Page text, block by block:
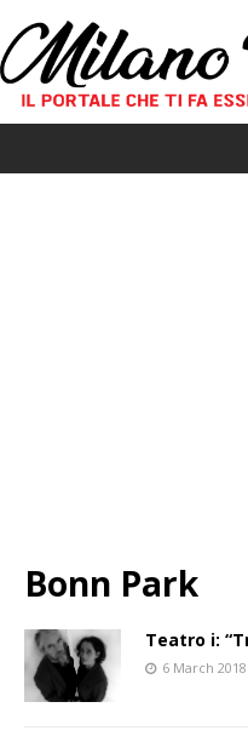
Bonn Park
Teatro i:
6 March 2018